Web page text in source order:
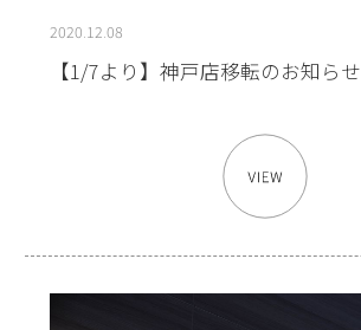
2020.12.08
【1/7より】神戸店移転のお知らせ